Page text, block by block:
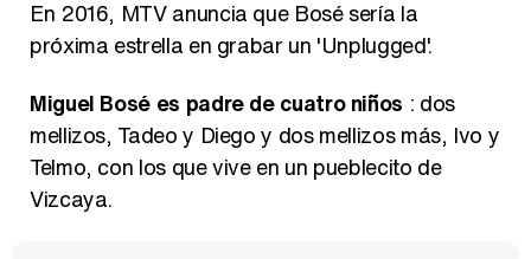
En 2016, MTV anuncia que Bosé sería la
próxima estrella en grabar un 'Unplugged'.
Miguel Bosé es padre de cuatro niños : dos
mellizos, Tadeo y Diego y dos mellizos más, Ivo y
Telmo, con los que vive en un pueblecito de
Vizcaya.